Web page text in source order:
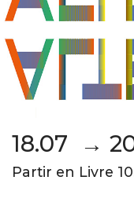
18.07 →
Partir en Livre